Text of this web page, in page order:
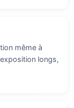
même à
longs,